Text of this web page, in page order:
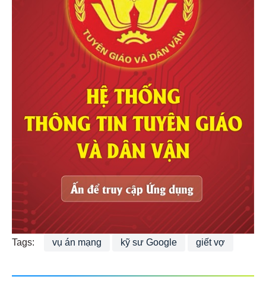
Tags: vụ án mạng kỹ sư Google giết vợ